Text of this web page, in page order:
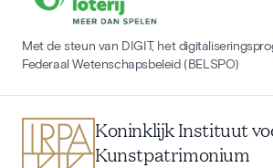
Met de steun van DIGIT, het
Federaal Wetenschapsbeleid (BELSPO)
Koninklijk Instituut
Kunstpatrimonium